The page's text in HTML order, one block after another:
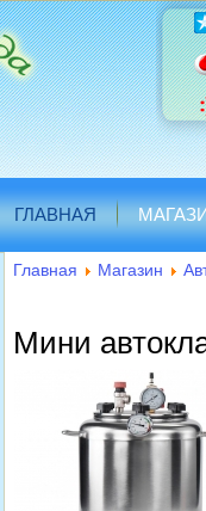
ГЛАВНАЯ
Главная Магазин
Мини